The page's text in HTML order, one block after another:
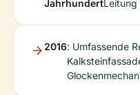
JahrhundertLeitung
2016: Umfassende